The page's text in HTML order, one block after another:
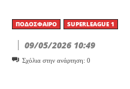
ΠΟΔΌΣΦΑΙΡΟ SUPERLEAGUE 1
09/05/2026 10:49
Σχόλια στην ανάρτηση: 0